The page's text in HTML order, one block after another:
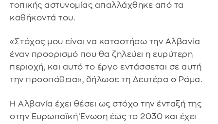
τοπικής αστυνομίας απαλλάχθηκε από τα
καθήκοντά του.
«Στόχος μου είναι να καταστήσω την Αλβανία
έναν προορισμό που θα ζηλεύει η ευρύτερη
περιοχή, και αυτό το έργο εντάσσεται σε αυτή
την προσπάθεια», δήλωσε τη Δευτέρα ο Ράμα.
Η Αλβανία έχει θέσει ως στόχο την ένταξή της
στην Ευρωπαϊκή Ένωση έως το 2030 και έχει